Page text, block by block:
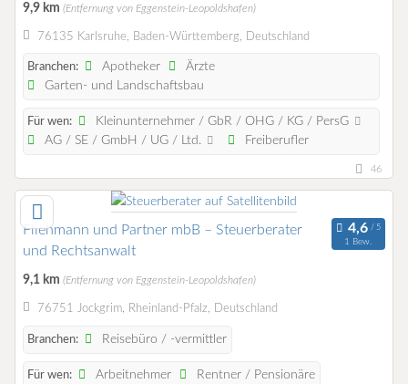
9,9 km (Entfernung von Eggenstein-Leopoldshafen)
76135 Karlsruhe, Baden-Württemberg, Deutschland
Branchen: Apotheker
Ärzte
Garten- und Landschaftsbau
Für wen:
Kleinunternehmer / GbR / OHG / KG / PersG
AG / SE / GmbH / UG / Ltd.
Freiberufler
46
Fliehmann und Partner mbB – Steuerberater
und Rechtsanwalt
1 Bew.
9,1 km (Entfernung von Eggenstein-Leopoldshafen)
76751 Jockgrim, Rheinland-Pfalz, Deutschland
Branchen: Reisebüro / -vermittler
Für wen: Arbeitnehmer Rentner / Pensionäre